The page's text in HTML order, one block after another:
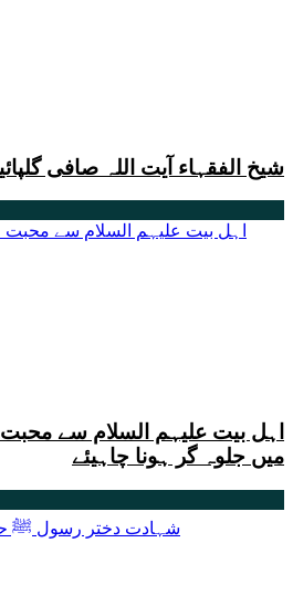
شیخ الفقہاء آیت اللہ صافی
اہل بیت علیہم السلام سے محبت
میں جلوہ گر ہونا چاہیئے